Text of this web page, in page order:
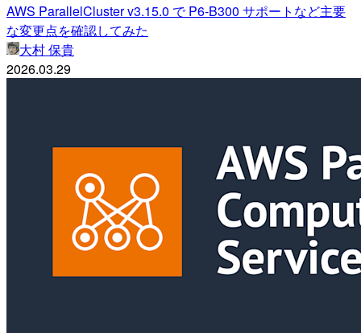
AWS ParallelCluster v3.15.0 で P6-B300 サポートなど主要
な変更点を確認してみた
大村 保貴
2026.03.29